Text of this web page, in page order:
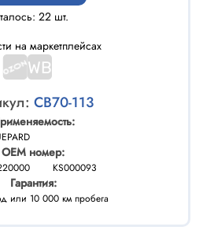
22 шт.
на маркетплейсах
CB70-113
OEM номер:
KS000093
Гарантия:
или 10 000 км пробега